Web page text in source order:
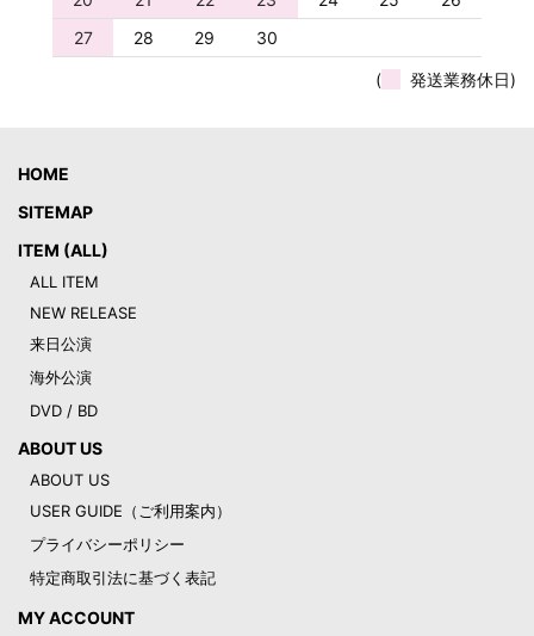
27
28 29 30
( 発送業務休日)
HOME
SITEMAP
ITEM (ALL)
ALL ITEM
NEW RELEASE
来日公演
海外公演
DVD / BD
ABOUT US
ABOUT US
USER GUIDE（ご利用案内）
プライバシーポリシー
特定商取引法に基づく表記
MY ACCOUNT